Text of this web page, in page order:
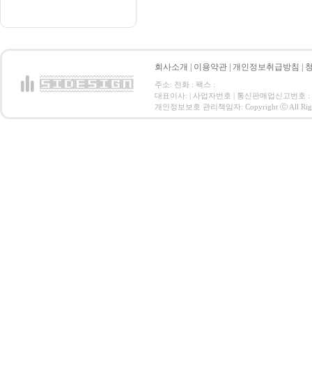
회사소개 이용약관 개인정보취급방침
주소: 전화 : 팩스 :
대표이사: | 사업자번호 | 통신판매업신고번호 :
개인정보보호 관리책임자: Copyright ⓒ All